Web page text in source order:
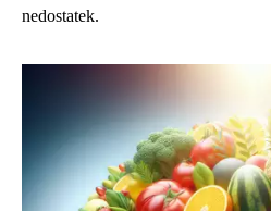
nedostatek.